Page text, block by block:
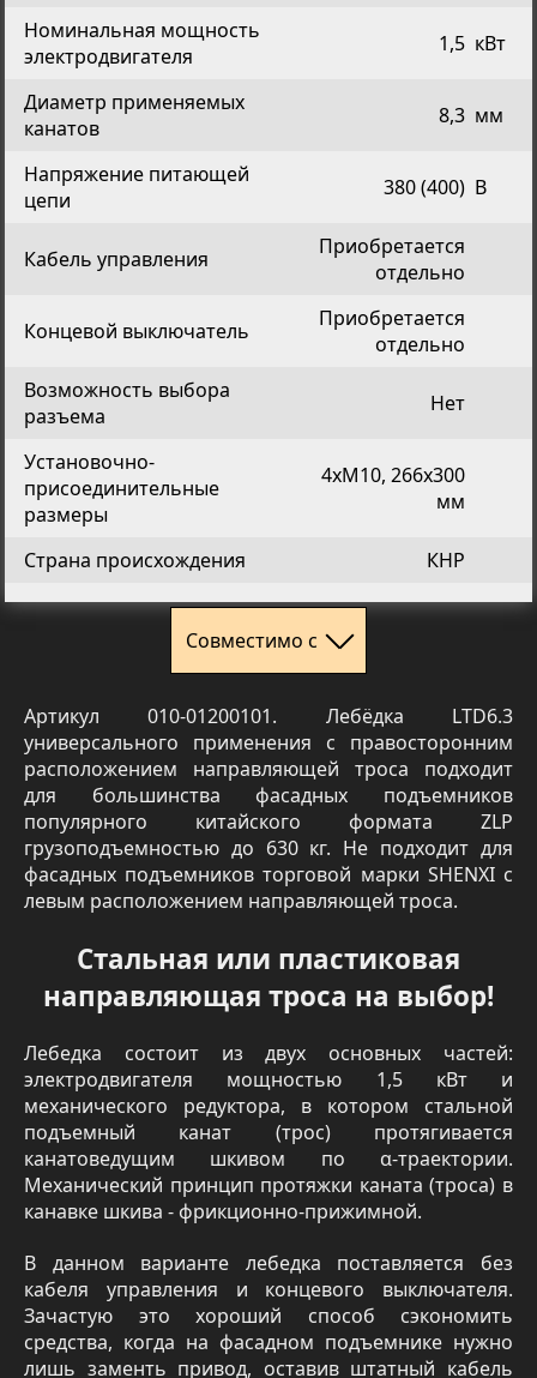
Номинальная мощность
электродвигателя
1,5 кВт
Диаметр применяемых
канатов
8,3 мм
Напряжение питающей
цепи
380 (400) В
Кабель управления
Приобретается
отдельно
Концевой выключатель
Приобретается
отдельно
Возможность выбора
разъема
Нет
Установочно-
присоединительные
размеры
4хМ10, 266х300
мм
Страна происхождения КНР
Совместимо с
Артикул 010-01200101. Лебёдка LTD6.3
универсального применения с правосторонним
расположением направляющей троса подходит
для большинства фасадных подъемников
популярного китайского формата ZLP
грузоподъемностью до 630 кг. Не подходит для
фасадных подъемников торговой марки SHENXI с
левым расположением направляющей троса.
Стальная или пластиковая
направляющая троса на выбор!
Лебедка состоит из двух основных частей:
электродвигателя мощностью 1,5 кВт и
механического редуктора, в котором стальной
подъемный канат (трос) протягивается
канатоведущим шкивом по α-траектории.
Механический принцип протяжки каната (троса) в
канавке шкива - фрикционно-прижимной.
В данном варианте лебедка поставляется без
кабеля управления и концевого выключателя.
Зачастую это хороший способ сэкономить
средства, когда на фасадном подъемнике нужно
лишь заменть привод, оставив штатный кабель